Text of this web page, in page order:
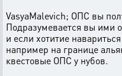
VasyaMalevich; ОПС вы
Подразумевается вы ими
и если хотитие
например на границе
квестовые ОПС у нубов.